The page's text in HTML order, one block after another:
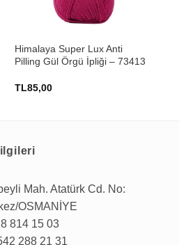
Himalaya Super Lux Anti
Pilling Gül Örgü İpliği – 73413
TL85,00
Mah. Atatürk Cd. No:
OSMANİYE
814 15 03
288 21 31